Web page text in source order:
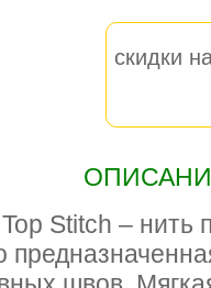
скидки
Stitch – нить